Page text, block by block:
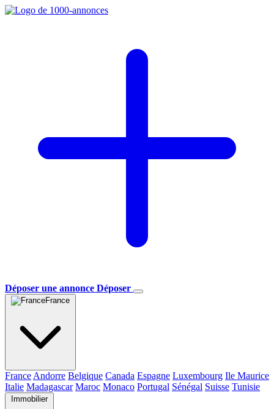
Déposer une annonce Déposer
France
France Andorre Belgique Canada Espagne Luxembourg Ile Maurice
Italie Madagascar Maroc Monaco Portugal Sénégal Suisse Tunisie
Immobilier